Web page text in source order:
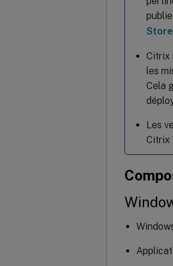
Store
Citrix
les
Cela
Les
Citrix